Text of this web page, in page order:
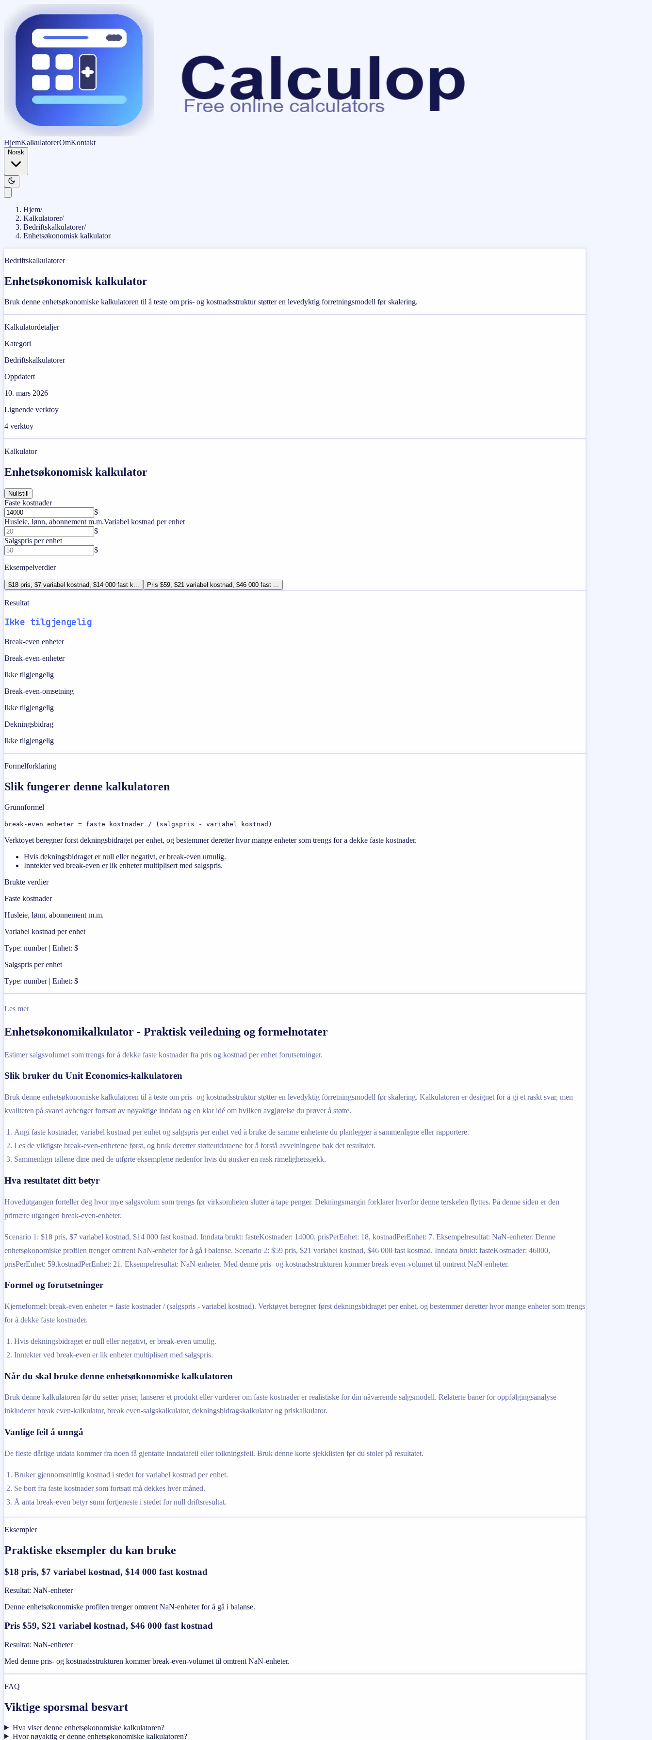
HjemKalkulatorerOmKontakt
Norsk
Hjem/
Kalkulatorer/
Bedriftskalkulatorer/
Enhetsøkonomisk kalkulator
Bedriftskalkulatorer
Enhetsøkonomisk kalkulator
Bruk denne enhetsøkonomiske kalkulatoren til å teste om pris- og kostnadsstruktur støtter en levedyktig forretningsmodell før skalering.
Kalkulatordetaljer
Kategori
Bedriftskalkulatorer
Oppdatert
10. mars 2026
Lignende verktoy
4 verktoy
Kalkulator
Enhetsøkonomisk kalkulator
Nullstill
Faste kostnader
$
Husleie, lønn, abonnement m.m.Variabel kostnad per enhet
$
Salgspris per enhet
$
Eksempelverdier
$18 pris, $7 variabel kostnad, $14 000 fast k... Pris $59, $21 variabel kostnad, $46 000 fast ...
Resultat
Ikke tilgjengelig
Break-even enheter
Break-even-enheter
Ikke tilgjengelig
Break-even-omsetning
Ikke tilgjengelig
Dekningsbidrag
Ikke tilgjengelig
Formelforklaring
Slik fungerer denne kalkulatoren
Grunnformel
break-even enheter = faste kostnader / (salgspris - variabel kostnad)
Verktoyet beregner forst dekningsbidraget per enhet, og bestemmer deretter hvor mange enheter som trengs for a dekke faste kostnader.
Hvis dekningsbidraget er null eller negativt, er break-even umulig.
Inntekter ved break-even er lik enheter multiplisert med salgspris.
Brukte verdier
Faste kostnader
Husleie, lønn, abonnement m.m.
Variabel kostnad per enhet
Type: number | Enhet: $
Salgspris per enhet
Type: number | Enhet: $
Les mer
Enhetsøkonomikalkulator - Praktisk veiledning og formelnotater
Estimer salgsvolumet som trengs for å dekke faste kostnader fra pris og kostnad per enhet forutsetninger.
Slik bruker du Unit Economics-kalkulatoren
Bruk denne enhetsøkonomiske kalkulatoren til å teste om pris- og kostnadsstruktur støtter en levedyktig forretningsmodell før skalering. Kalkulatoren er designet for å gi et raskt svar, men
kvaliteten på svaret avhenger fortsatt av nøyaktige inndata og en klar idé om hvilken avgjørelse du prøver å støtte.
Angi faste kostnader, variabel kostnad per enhet og salgspris per enhet ved å bruke de samme enhetene du planlegger å sammenligne eller rapportere.
Les de viktigste break-even-enhetene først, og bruk deretter støtteutdataene for å forstå avveiningene bak det resultatet.
Sammenlign tallene dine med de utførte eksemplene nedenfor hvis du ønsker en rask rimelighetssjekk.
Hva resultatet ditt betyr
Hovedutgangen forteller deg hvor mye salgsvolum som trengs før virksomheten slutter å tape penger. Dekningsmargin forklarer hvorfor denne terskelen flyttes. På denne siden er den
primære utgangen break-even-enheter.
Scenario 1: $18 pris, $7 variabel kostnad, $14 000 fast kostnad. Inndata brukt: fasteKostnader: 14000, prisPerEnhet: 18, kostnadPerEnhet: 7. Eksempelresultat: NaN-enheter. Denne
enhetsøkonomiske profilen trenger omtrent NaN-enheter for å gå i balanse. Scenario 2: $59 pris, $21 variabel kostnad, $46 000 fast kostnad. Inndata brukt: fasteKostnader: 46000,
prisPerEnhet: 59,kostnadPerEnhet: 21. Eksempelresultat: NaN-enheter. Med denne pris- og kostnadsstrukturen kommer break-even-volumet til omtrent NaN-enheter.
Formel og forutsetninger
Kjerneformel: break-even enheter = faste kostnader / (salgspris - variabel kostnad). Verktøyet beregner først dekningsbidraget per enhet, og bestemmer deretter hvor mange enheter som trengs
for å dekke faste kostnader.
Hvis dekningsbidraget er null eller negativt, er break-even umulig.
Inntekter ved break-even er lik enheter multiplisert med salgspris.
Når du skal bruke denne enhetsøkonomiske kalkulatoren
Bruk denne kalkulatoren før du setter priser, lanserer et produkt eller vurderer om faste kostnader er realistiske for din nåværende salgsmodell. Relaterte baner for oppfølgingsanalyse
inkluderer break even-kalkulator, break even-salgskalkulator, dekningsbidragskalkulator og priskalkulator.
Vanlige feil å unngå
De fleste dårlige utdata kommer fra noen få gjentatte inndatafeil eller tolkningsfeil. Bruk denne korte sjekklisten før du stoler på resultatet.
Bruker gjennomsnittlig kostnad i stedet for variabel kostnad per enhet.
Se bort fra faste kostnader som fortsatt må dekkes hver måned.
Å anta break-even betyr sunn fortjeneste i stedet for null driftsresultat.
Eksempler
Praktiske eksempler du kan bruke
$18 pris, $7 variabel kostnad, $14 000 fast kostnad
Resultat: NaN-enheter
Denne enhetsøkonomiske profilen trenger omtrent NaN-enheter for å gå i balanse.
Pris $59, $21 variabel kostnad, $46 000 fast kostnad
Resultat: NaN-enheter
Med denne pris- og kostnadsstrukturen kommer break-even-volumet til omtrent NaN-enheter.
FAQ
Viktige sporsmal besvart
Hva viser denne enhetsøkonomiske kalkulatoren?
Hvor nøyaktig er denne enhetsøkonomiske kalkulatoren?